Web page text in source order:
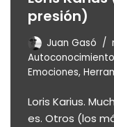
presión)
Juan Gasó
Autoconocimiento
Emociones,
Loris Karius.
es. Otros (los